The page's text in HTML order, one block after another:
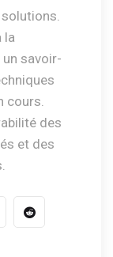
la
un savoir-
cours.
des
et des